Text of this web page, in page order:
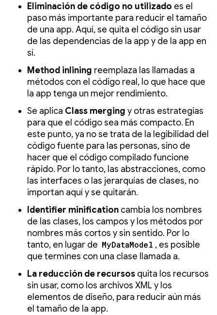
Eliminación de código no utilizado es el
paso más importante para reducir el tamaño
de una app. Aquí, se quita el código sin usar
de las dependencias de la app y de la app en
sí.
Method inlining reemplaza las llamadas a
métodos con el código real, lo que hace que
la app tenga un mejor rendimiento.
Se aplica Class merging y otras estrategias
para que el código sea más compacto. En
este punto, ya no se trata de la legibilidad del
código fuente para las personas, sino de
hacer que el código compilado funcione
rápido. Por lo tanto, las abstracciones, como
las interfaces o las jerarquías de clases, no
importan aquí y se quitarán.
Identifier minification cambia los nombres
de las clases, los campos y los métodos por
nombres más cortos y sin sentido. Por lo
tanto, en lugar de MyDataModel , es posible
que termines con una clase llamada a.
La reducción de recursos quita los recursos
sin usar, como los archivos XML y los
elementos de diseño, para reducir aún más
el tamaño de la app.